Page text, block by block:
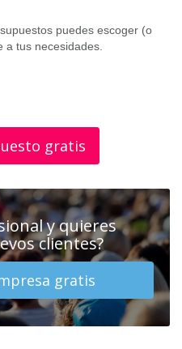
puedes escoger (o
tus necesidades.
gratis
y quieres
clientes?
gratis